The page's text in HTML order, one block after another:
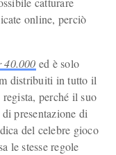
online, perciò
40.000 ed è solo
distribuiti in tutto il
perché il suo
presentazione di
del celebre gioco
le stesse regole